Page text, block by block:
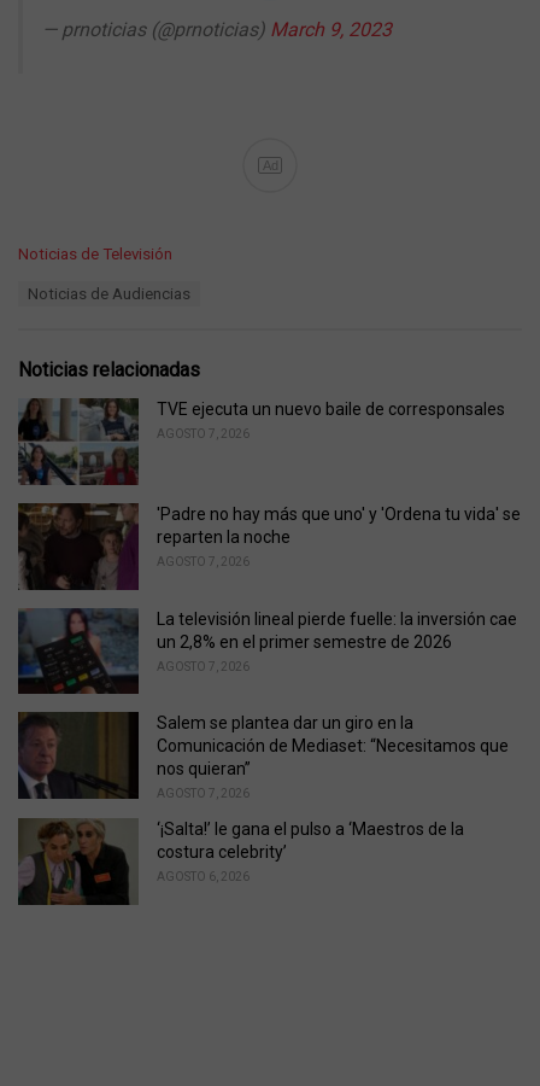
— prnoticias (@prnoticias) March 9, 2023
Ad
C
o
r
e
s
:
Noticias de Televisión
:
Noticias de Audiencias
Noticias relacionadas
TVE ejecuta un nuevo baile de corresponsales
AGOSTO 7, 2026
'Padre no hay más que uno' y 'Ordena tu vida' se
reparten la noche
AGOSTO 7, 2026
La televisión lineal pierde fuelle: la inversión cae
un 2,8% en el primer semestre de 2026
AGOSTO 7, 2026
Salem se plantea dar un giro en la
Comunicación de Mediaset: “Necesitamos que
nos quieran”
AGOSTO 7, 2026
‘¡Salta!’ le gana el pulso a ‘Maestros de la
costura celebrity’
AGOSTO 6, 2026